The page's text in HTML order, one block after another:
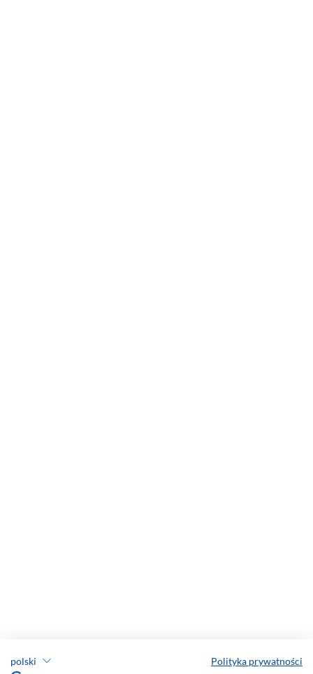
polski Polityka prywatności